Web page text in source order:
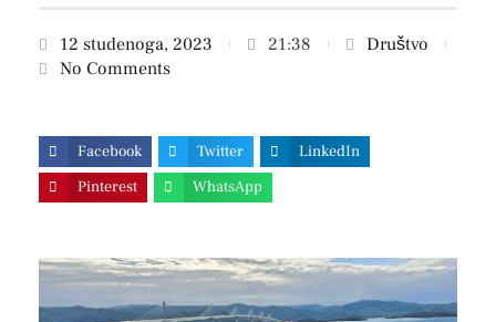
12 studenoga, 2023 21:38
Društvo
No Comments
Facebook Twitter
LinkedIn
Pinterest
WhatsApp